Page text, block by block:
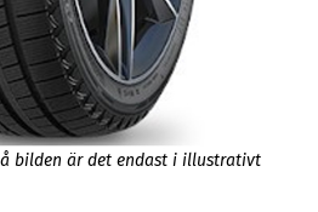
bilden är det endast i illustrativt